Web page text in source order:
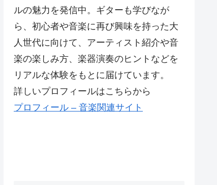
ルの魅力を発信中。ギターも学びなが
ら、初心者や音楽に再び興味を持った大
人世代に向けて、アーティスト紹介や音
楽の楽しみ方、楽器演奏のヒントなどを
リアルな体験をもとに届けています。
詳しいプロフィールはこちらから
プロフィール – 音楽関連サイト